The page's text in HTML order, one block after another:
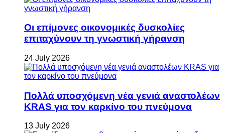
Οι επίμονες οικονομικές δυσκολίες
επιταχύνουν τη γνωστική γήρανση
24 July 2026
Πολλά υποσχόμενη νέα γενιά αναστολέων
KRAS για τον καρκίνο του πνεύμονα
13 July 2026